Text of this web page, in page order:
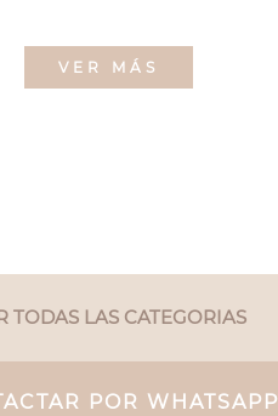
VER MÁS
TODAS LAS CATEGORIAS
POR WHATSAPP